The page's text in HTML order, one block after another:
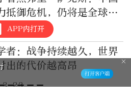
抵御危机，仍将是全球稳
步之源
3-23
者：战争持续越久，世界
出的代价越高昂
3-23
APP内打开